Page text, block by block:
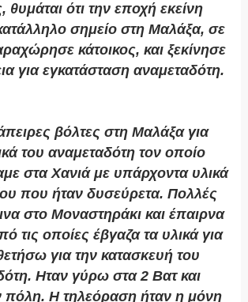
θυμάται ότι την εποχή εκείνη
σημείο στη Μαλάξα, σε
κάτοικος, και ξεκίνησε
για εγκατάσταση αναμεταδότη.
βόλτες στη Μαλάξα για
του αναμεταδότη τον οποίο
στα Χανιά με υπάρχοντα υλικά
που ήταν δυσεύρετα. Πολλές
στο Μοναστηράκι και έπαιρνα
τις οποίες έβγαζα τα υλικά για
για την κατασκευή του
Ηταν γύρω στα 2 Βατ και
πόλη. Η τηλεόραση ήταν η μόνη